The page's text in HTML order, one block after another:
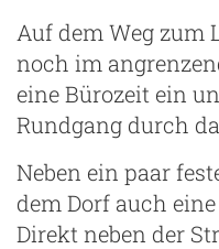
Auf dem Weg
noch im
eine Bürozeit ein
Rundgang durch
Neben ein paar
dem Dorf auch
Direkt neben der